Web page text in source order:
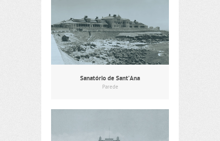
Sanatório de Sant’Ana
Parede